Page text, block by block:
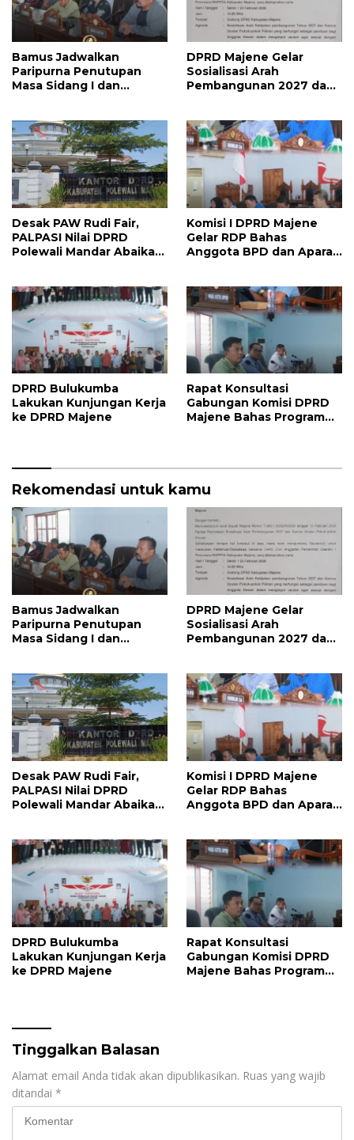
Bamus Jadwalkan
Paripurna Penutupan
Masa Sidang I dan
Siapkan Agenda
Strategis
DPRD Majene Gelar
Sosialisasi Arah
Pembangunan 2027 dan
Desak PAW Rudi Fair,
PALPASI Nilai DPRD
Polewali Mandar Abaikan
Komisi I DPRD Majene
Gelar RDP Bahas
Anggota BPD dan Aparat
DPRD Bulukumba
Lakukan Kunjungan Kerja
ke DPRD Majene
Rapat Konsultasi
Gabungan Komisi DPRD
Majene Bahas Program
Rekomendasi untuk kamu
Bamus Jadwalkan
Paripurna Penutupan
Masa Sidang I dan
Siapkan Agenda
Strategis
DPRD Majene Gelar
Sosialisasi Arah
Pembangunan 2027 dan
Desak PAW Rudi Fair,
PALPASI Nilai DPRD
Polewali Mandar Abaikan
Komisi I DPRD Majene
Gelar RDP Bahas
Anggota BPD dan Aparat
DPRD Bulukumba
Lakukan Kunjungan Kerja
ke DPRD Majene
Rapat Konsultasi
Gabungan Komisi DPRD
Majene Bahas Program
Tinggalkan Balasan
Alamat email Anda tidak akan dipublikasikan. Ruas yang wajib
ditandai *